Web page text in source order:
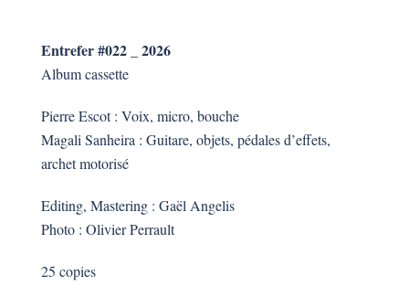
Entrefer #022 _ 2026
Album cassette
Pierre Escot : Voix, micro, bouche
Magali Sanheira : Guitare, objets, pédales d’effets,
archet motorisé
Editing, Mastering : Gaël Angelis
Photo : Olivier Perrault
25 copies